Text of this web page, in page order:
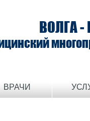
ВОЛГА -
ВРАЧИ